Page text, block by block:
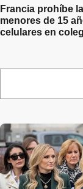
Francia prohíbe
menores de 15
celulares en